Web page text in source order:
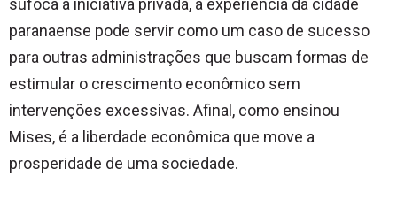
sufoca a iniciativa privada, a experiência da cidade
paranaense pode servir como um caso de sucesso
para outras administrações que buscam formas de
estimular o crescimento econômico sem
intervenções excessivas. Afinal, como ensinou
Mises, é a liberdade econômica que move a
prosperidade de uma sociedade.